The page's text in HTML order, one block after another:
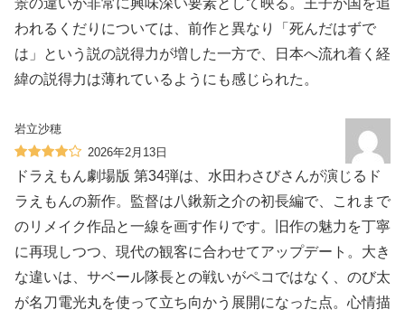
景の違いが非常に興味深い要素として映る。王子が国を追
われるくだりについては、前作と異なり「死んだはずで
は」という説の説得力が増した一方で、日本へ流れ着く経
緯の説得力は薄れているようにも感じられた。
岩立沙穂
2026年2月13日
ドラえもん劇場版 第34弾は、水田わさびさんが演じるド
ラえもんの新作。監督は八鍬新之介の初長編で、これまで
のリメイク作品と一線を画す作りです。旧作の魅力を丁寧
に再現しつつ、現代の観客に合わせてアップデート。大き
な違いは、サベール隊長との戦いがペコではなく、のび太
が名刀電光丸を使って立ち向かう展開になった点。心情描